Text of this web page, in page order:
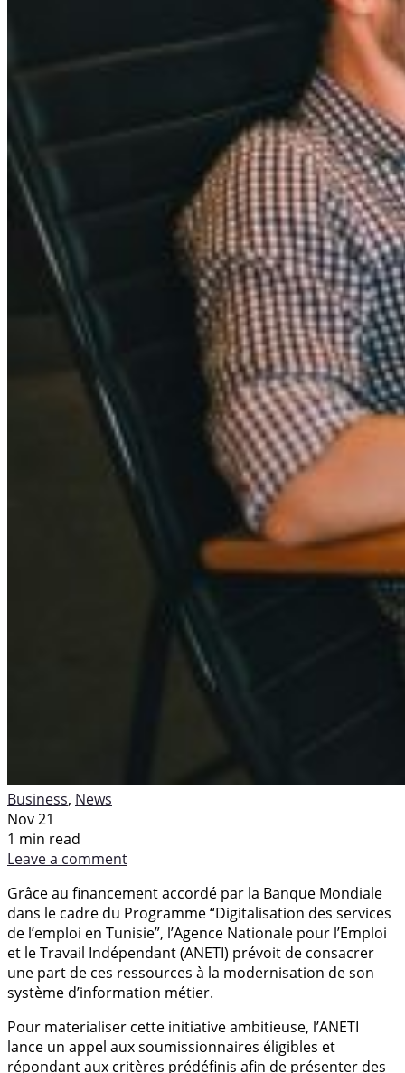
Business, News
Nov 21
1 min read
Leave a comment
Grâce au financement accordé par la Banque Mondiale
dans le cadre du Programme “Digitalisation des services
de l’emploi en Tunisie”, l’Agence Nationale pour l’Emploi
et le Travail Indépendant (ANETI) prévoit de consacrer
une part de ces ressources à la modernisation de son
système d’information métier.
Pour materialiser cette initiative ambitieuse, l’ANETI
lance un appel aux soumissionnaires éligibles et
répondant aux critères prédéfinis afin de présenter des